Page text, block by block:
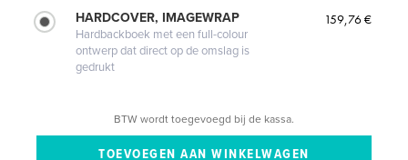
HARDCOVER, IMAGEWRAP
Hardbackboek met een full-colour
ontwerp dat direct op de omslag is
gedrukt
159,76 €
BTW wordt toegevoegd bij de kassa.